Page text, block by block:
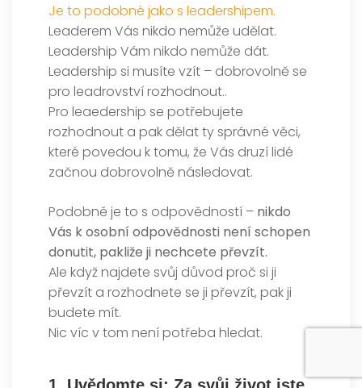
Je to podobné jako s leadershipem.
Leaderem Vás nikdo nemůže udělat.
Leadership Vám nikdo nemůže dát.
Leadership si musíte vzít – dobrovolně se
pro leadrovství rozhodnout..
Pro leaedership se potřebujete
rozhodnout a pak dělat ty správné věci,
které povedou k tomu, že Vás druzí lidé
začnou dobrovolně následovat.
Podobně je to s odpovědností – nikdo
Vás k osobní odpovědnosti není schopen
donutit, pakliže ji nechcete převzít.
Ale když najdete svůj důvod proč si ji
převzít a rozhodnete se ji převzít, pak ji
budete mít.
Nic víc v tom není potřeba hledat.